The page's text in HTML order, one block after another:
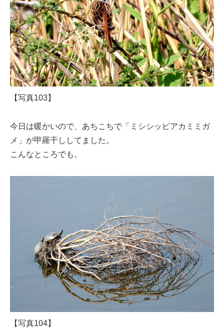
【写真103】
今日は暖かいので、あちこちで「ミシシッピアカミミガ
メ」が甲羅干ししてました。
こんなところでも。
【写真104】